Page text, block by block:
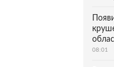
08:01